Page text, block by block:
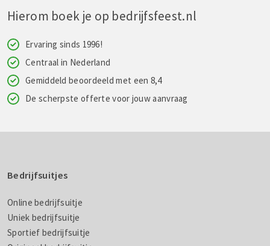
Hierom boek je op bedrijfsfeest.nl
Ervaring sinds 1996!
Centraal in Nederland
Gemiddeld beoordeeld met een 8,4
De scherpste offerte voor jouw aanvraag
Bedrijfsuitjes
Online bedrijfsuitje
Uniek bedrijfsuitje
Sportief bedrijfsuitje